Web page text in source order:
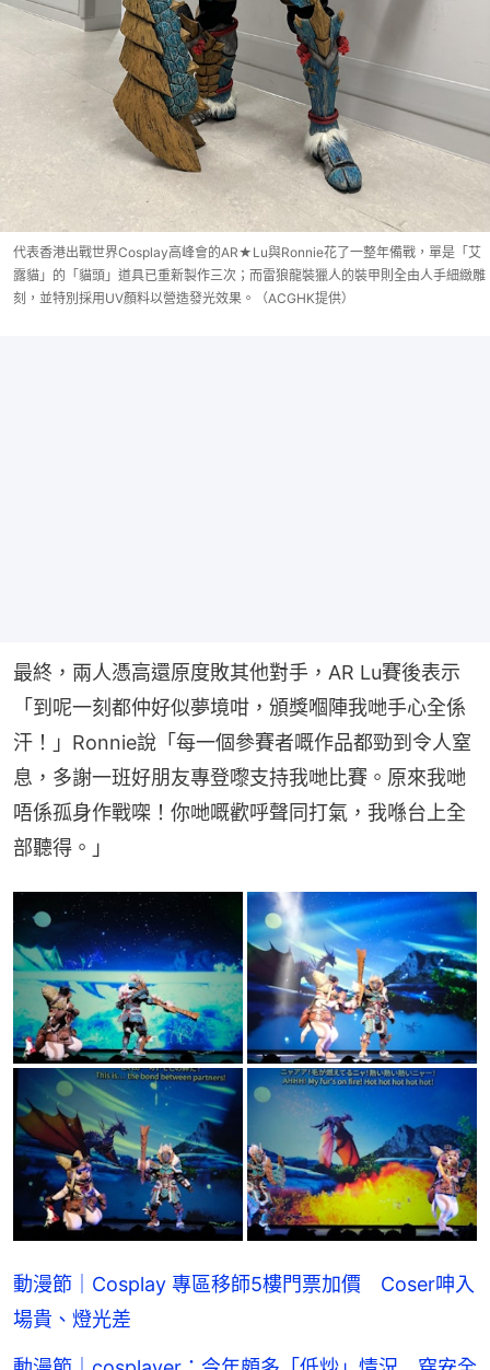
代表香港出戰世界Cosplay高峰會的AR★Lu與Ronnie花了一整年備戰，單是「艾
露貓」的「貓頭」道具已重新製作三次；而雷狼龍裝獵人的裝甲則全由人手細緻雕
刻，並特別採用UV顏料以營造發光效果。（ACGHK提供）
最終，兩人憑高還原度敗其他對手，AR Lu賽後表示
「到呢一刻都仲好似夢境咁，頒獎嗰陣我哋手心全係
汗！」Ronnie說「每一個參賽者嘅作品都勁到令人窒
息，多謝一班好朋友專登嚟支持我哋比賽。原來我哋
唔係孤身作戰㗎！你哋嘅歡呼聲同打氣，我喺台上全
部聽得。」
動漫節｜Cosplay 專區移師5樓門票加價 Coser呻入
場貴、燈光差